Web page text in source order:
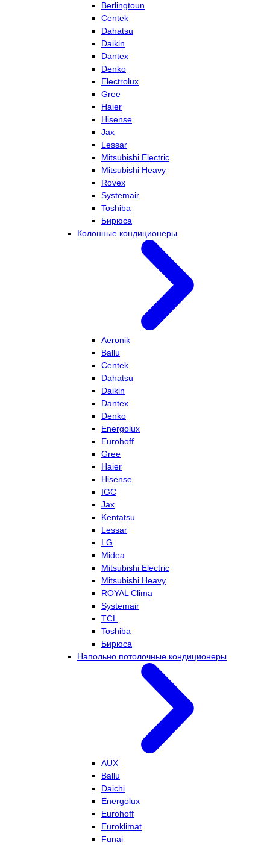
Berlingtoun
Centek
Dahatsu
Daikin
Dantex
Denko
Electrolux
Gree
Haier
Hisense
Jax
Lessar
Mitsubishi Electric
Mitsubishi Heavy
Rovex
Systemair
Toshiba
Бирюса
Колонные кондиционеры
Aeronik
Ballu
Centek
Dahatsu
Daikin
Dantex
Denko
Energolux
Eurohoff
Gree
Haier
Hisense
IGC
Jax
Kentatsu
Lessar
LG
Midea
Mitsubishi Electric
Mitsubishi Heavy
ROYAL Clima
Systemair
TCL
Toshiba
Бирюса
Напольно потолочные кондиционеры
AUX
Ballu
Daichi
Energolux
Eurohoff
Euroklimat
Funai